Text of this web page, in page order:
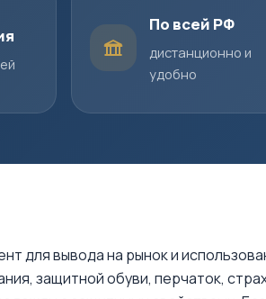
По всей РФ
дистанционно и
удобно
для вывода на рынок и
защитной обуви, перчаток,